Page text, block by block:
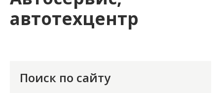
автотехцентр
Поиск по сайту